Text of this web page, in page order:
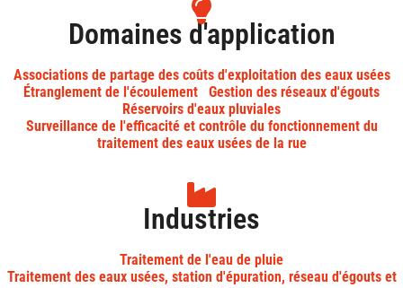
Domaines d'application
Associations de partage des coûts d'exploitation des eaux usées
Étranglement de l'écoulement
Gestion des réseaux d'égouts
Réservoirs d'eaux pluviales
Surveillance de l'efficacité et contrôle du fonctionnement du
traitement des eaux usées de la rue
Industries
Traitement de l'eau de pluie
Traitement des eaux usées, station d'épuration, réseau d'égouts et